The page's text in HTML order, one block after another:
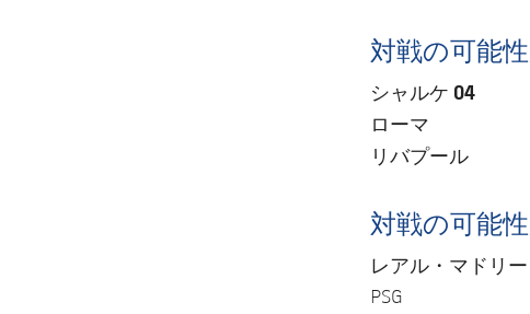
対戦の可能
シャルケ 04
ローマ
リバプール
対戦の可能
レアル・マドリ
PSG